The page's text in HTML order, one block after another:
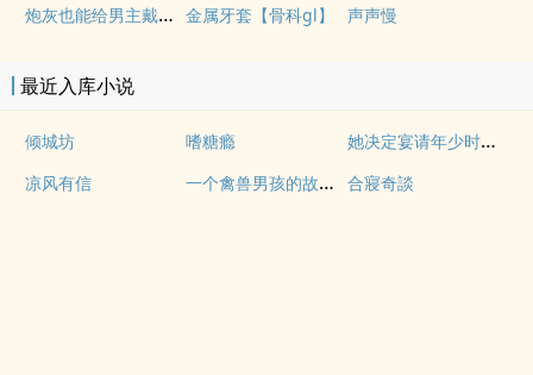
炮灰也能给男主戴绿帽吗(NP) 金属牙套【骨科gl】 声声慢
最近入库小说
倾城坊 嗜糖瘾 她决定宴请年少时的自己（1v1H）
凉风有信 一个禽兽男孩的故事（母子乱伦） 合寢奇談